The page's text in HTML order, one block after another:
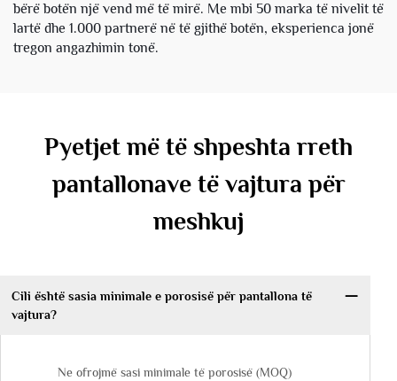
bërë botën një vend më të mirë. Me mbi 50 marka të nivelit të
lartë dhe 1.000 partnerë në të gjithë botën, eksperienca jonë
tregon angazhimin tonë.
Pyetjet më të shpeshta rreth
pantallonave të vajtura për
meshkuj
Cili është sasia minimale e porosisë për pantallona të
vajtura?
Ne ofrojmë sasi minimale të porosisë (MOQ)